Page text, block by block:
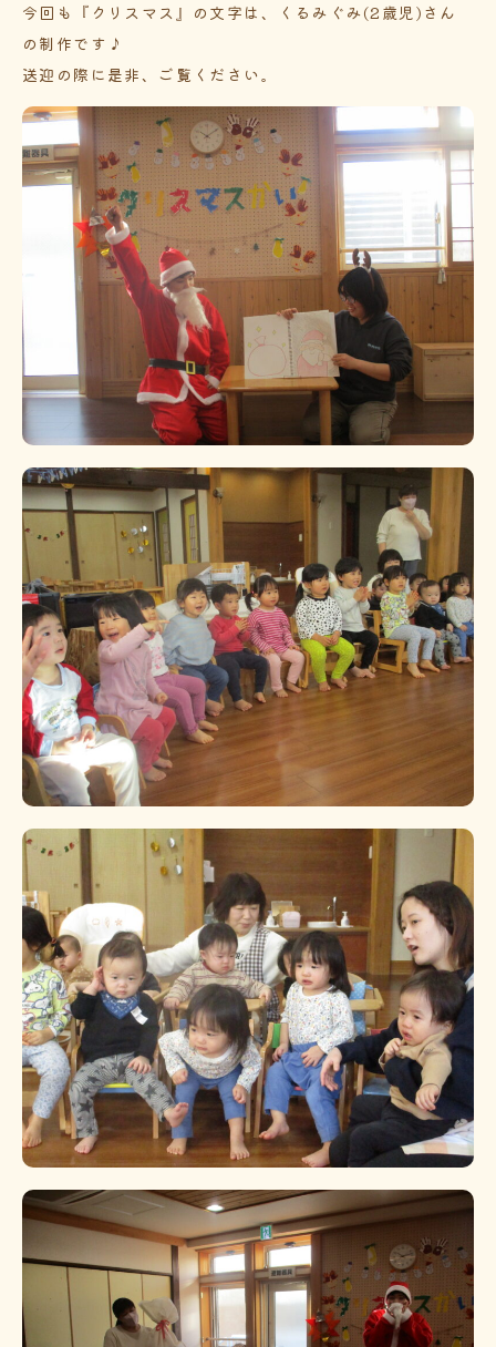
今回も『クリスマス』の文字は、くるみぐみ(2歳児)さん
の制作です♪
送迎の際に是非、ご覧ください。